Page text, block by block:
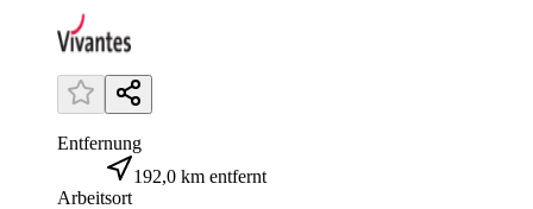
Entfernung
192,0 km entfernt
Arbeitsort